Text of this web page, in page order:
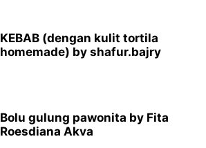
KEBAB (dengan kulit tortila
homemade) by shafur.bajry
Bolu gulung pawonita by Fita
Roesdiana Akva